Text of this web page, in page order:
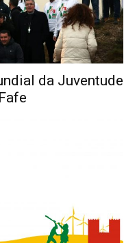
da Juventude